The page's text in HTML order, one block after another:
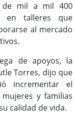
de mil a mil 400
en talleres que
al mercado
de apoyos, la
Torres, dijo que
incrementar el
y familias
calidad de vida.